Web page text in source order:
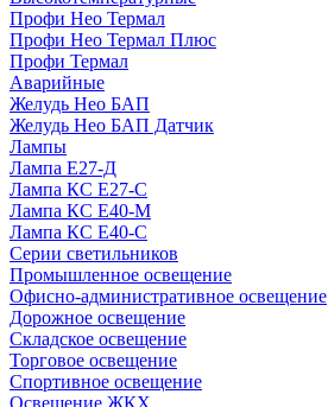
Профи Нео Термал
Профи Нео Термал Плюс
Профи Термал
Аварийные
Желудь Нео БАП
Желудь Нео БАП Датчик
Лампы
Лампа Е27-Д
Лампа КС Е27-С
Лампа КС Е40-М
Лампа КС Е40-С
Серии светильников
Промышленное освещение
Офисно-административное освещение
Дорожное освещение
Складское освещение
Торговое освещение
Спортивное освещение
Освещение ЖКХ